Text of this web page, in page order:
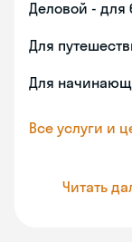
Деловой - для
Для
Для
Все услуги и
Читать